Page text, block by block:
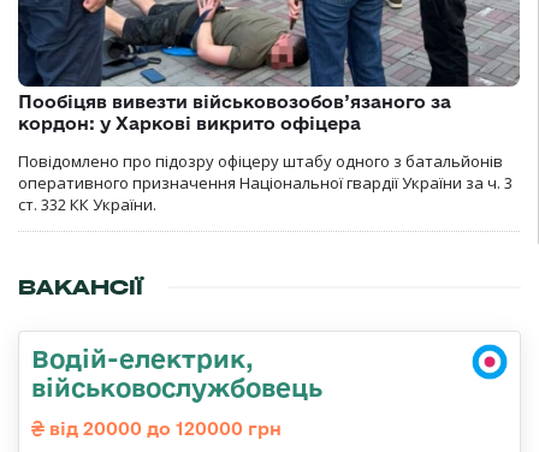
Пообіцяв вивезти військовозобов’язаного за
кордон: у Харкові викрито офіцера
Повідомлено про підозру офіцеру штабу одного з батальйонів
оперативного призначення Національної гвардії України за ч. 3
ст. 332 КК України.
ВАКАНСІЇ
Водій-електрик,
військовослужбовець
від 20000 до 120000 грн